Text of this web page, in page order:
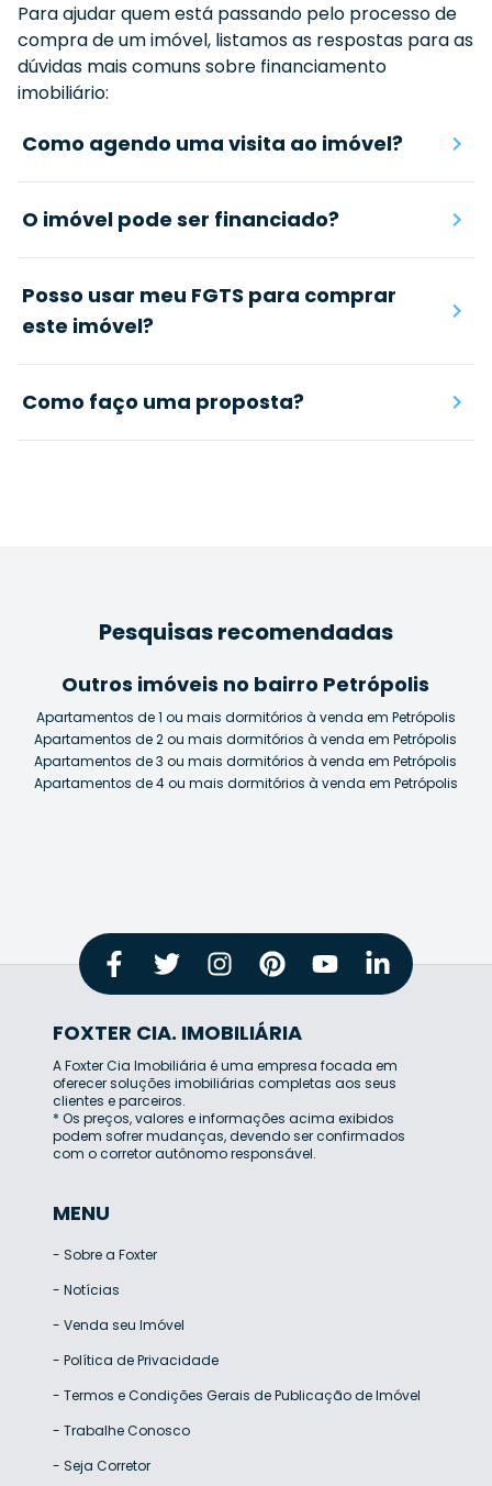
Para ajudar quem está passando pelo processo de
compra de um imóvel, listamos as respostas para as
dúvidas mais comuns sobre financiamento
imobiliário:
Como agendo uma visita ao imóvel?
O imóvel pode ser financiado?
Posso usar meu FGTS para comprar
este imóvel?
Como faço uma proposta?
Pesquisas recomendadas
Outros imóveis no bairro Petrópolis
Apartamentos de 1 ou mais dormitórios à venda em Petrópolis
Apartamentos de 2 ou mais dormitórios à venda em Petrópolis
Apartamentos de 3 ou mais dormitórios à venda em Petrópolis
Apartamentos de 4 ou mais dormitórios à venda em Petrópolis
FOXTER CIA. IMOBILIÁRIA
A Foxter Cia Imobiliária é uma empresa focada em
oferecer soluções imobiliárias completas aos seus
clientes e parceiros.
* Os preços, valores e informações acima exibidos
podem sofrer mudanças, devendo ser confirmados
com o corretor autônomo responsável.
MENU
- Sobre a Foxter
- Notícias
- Venda seu Imóvel
- Política de Privacidade
- Termos e Condições Gerais de Publicação de Imóvel
- Trabalhe Conosco
- Seja Corretor